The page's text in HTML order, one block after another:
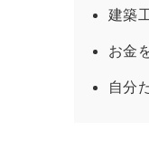
建築
お金
自分